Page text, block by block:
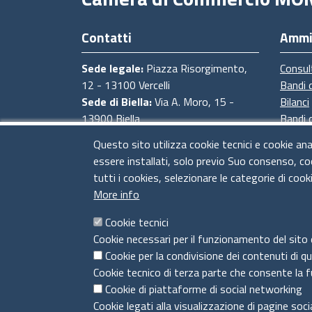
Contatti
Sede legale: Piazza Risorgimento,
12 - 13100 Vercelli
Sede di Biella:Via A. Moro, 15 -
13900 Biella
4 - 28100 Novara
Sede di Baveno:Strada Statale del
Sempione, 4 - 28831 Baveno (VB)
CF e Partita Iva:
PEC: cciaa@pec.pno.camcom.it
Codice univoco ufficio fatturazione
elettronica UFT5IC
Bandi
Bilanci
Bandi
Questo sito utilizza cookie tecnici e cookie
essere installati, solo previo Suo consenso,
tutti i cookies, selezionare le categorie di
More info
Cookie tecnici
Cookie necessari per il funzionamento del
Cookie per la condivisione dei contenuti
Cookie tecnico di terza parte che consente
Cookie di piattaforme di social networking
Cookie legati alla visualizzazione di pagine